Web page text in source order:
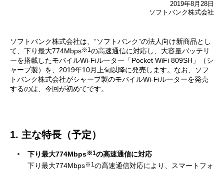
2019年8月28日
ソフトバンク株式会社
ソフトバンク株式会社は、“ソフトバンク”の法人向け新商品とし
て、下り最大774Mbps※1の高速通信に対応し、大容量バッテリ
ーを搭載したモバイルWi-Fiルーター「Pocket WiFi 809SH」（シ
ャープ製）を、2019年10月上旬以降に発売します。なお、ソフ
トバンク株式会社がシャープ製のモバイルWi-Fiルーターを発売
するのは、今回が初めてです。
1. 主な特長（予定）
下り最大774Mbps※1の高速通信に対応
下り最大774Mbps※1の高速通信対応により、スマートフォ